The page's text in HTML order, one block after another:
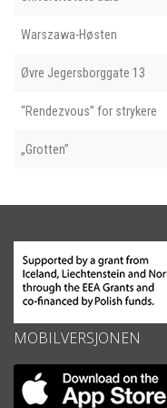
Warszawa-Høsten
Øvre Jegersborggate 13
“Rendezvous” for strykere
„Grotten”
MOBILVERSJONEN